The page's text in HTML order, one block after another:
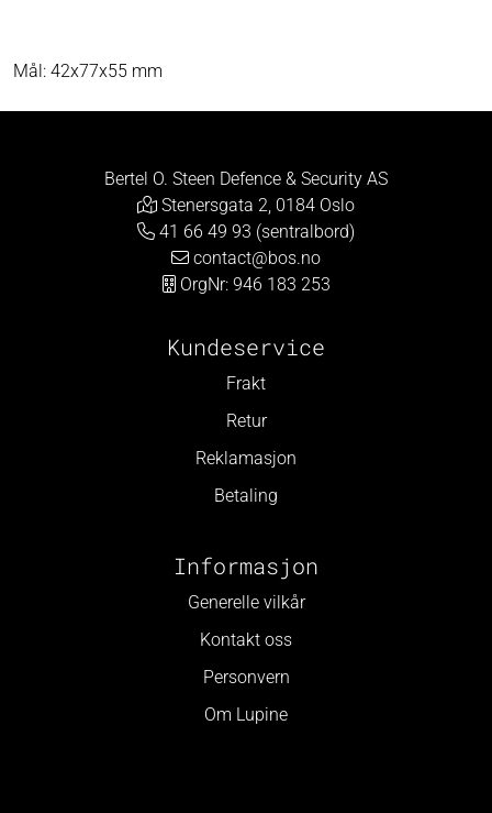
Mål: 42x77x55 mm
Bertel O. Steen Defence & Security AS
Stenersgata 2, 0184 Oslo
41 66 49 93 (sentralbord)
contact@bos.no
OrgNr: 946 183 253
Kundeservice
Frakt
Retur
Reklamasjon
Betaling
Informasjon
Generelle vilkår
Kontakt oss
Personvern
Om Lupine